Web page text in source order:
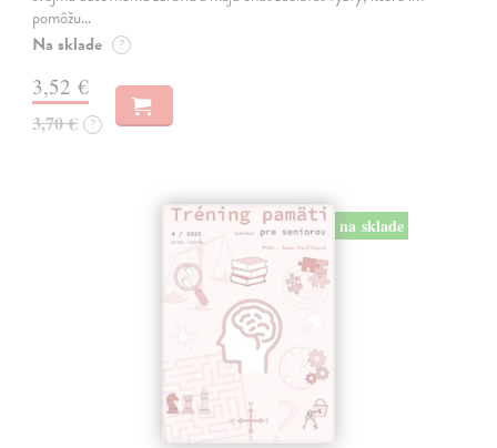
pomôžu…
Na sklade ?
3,52 €
3,70 € ?
na sklade